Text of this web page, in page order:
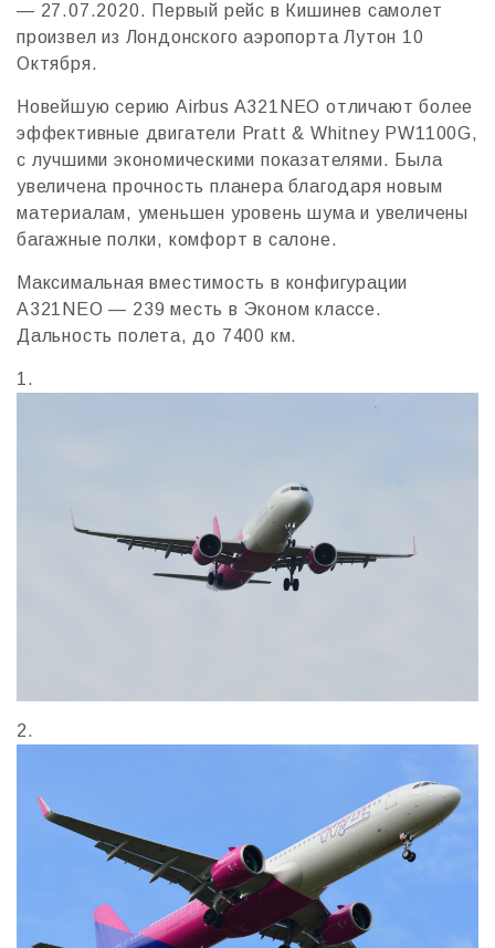
— 27.07.2020. Первый рейс в Кишинев самолет
произвел из Лондонского аэропорта Лутон 10
Октября.
Новейшую серию Airbus A321NEO отличают более
эффективные двигатели Pratt & Whitney PW1100G,
c лучшими экономическими показателями. Была
увеличена прочность планера благодаря новым
материалам, уменьшен уровень шума и увеличены
багажные полки, комфорт в салоне.
Максимальная вместимость в конфигурации
A321NEO — 239 месть в Эконом классе.
Дальность полета, до 7400 км.
1.
2.